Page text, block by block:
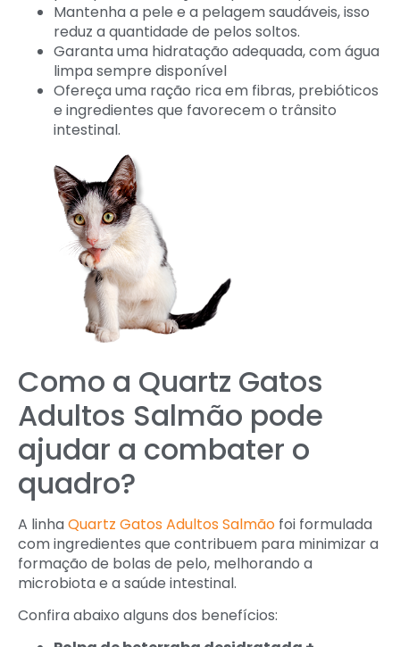
Mantenha a pele e a pelagem saudáveis, isso
reduz a quantidade de pelos soltos.
Garanta uma hidratação adequada, com água
limpa sempre disponível
Ofereça uma ração rica em fibras, prebióticos
e ingredientes que favorecem o trânsito
intestinal.
Como a Quartz Gatos
Adultos Salmão pode
ajudar a combater o
quadro?
A linhaQuartz Gatos Adultos Salmão foi formulada
com ingredientes que contribuem para minimizar a
formação de bolas de pelo, melhorando a
microbiota e a saúde intestinal.
Confira abaixo alguns dos benefícios: